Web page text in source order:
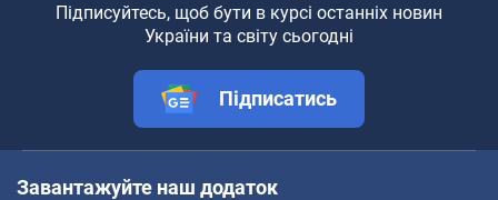
Підписуйтесь, щоб бути в курсі останніх новин
України та світу сьогодні
Підписатись
Завантажуйте наш додаток